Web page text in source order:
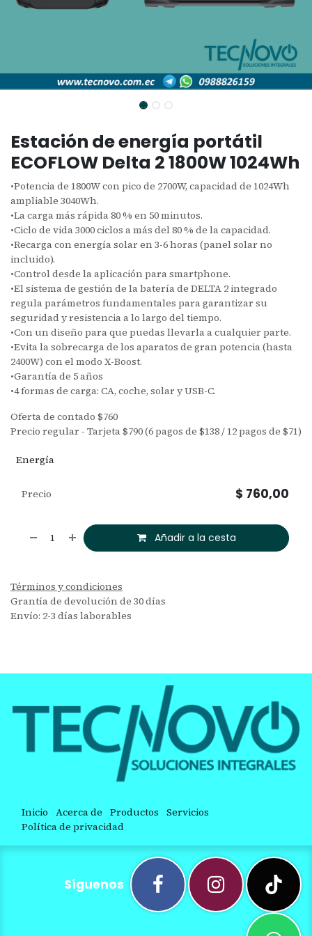
Estación de energía portátil
ECOFLOW Delta 2 1800W 1024Wh
•Potencia de 1800W con pico de 2700W, capacidad de 1024Wh
ampliable 3040Wh.
•La carga más rápida 80 % en 50 minutos.
•Ciclo de vida 3000 ciclos a más del 80 % de la capacidad.
•Recarga con energía solar en 3-6 horas (panel solar no
incluido).
•Control desde la aplicación para smartphone.
•El sistema de gestión de la batería de DELTA 2 integrado
regula parámetros fundamentales para garantizar su
seguridad y resistencia a lo largo del tiempo.
•Con un diseño para que puedas llevarla a cualquier parte.
•Evita la sobrecarga de los aparatos de gran potencia (hasta
2400W) con el modo X-Boost.
•Garantía de 5 años
•4 formas de carga: CA, coche, solar y USB-C.
Oferta de contado $760
Precio regular - Tarjeta $790 (6 pagos de $138 / 12 pagos de $71)
Energía
Añadir a la cesta
Precio $ 760,00
Términos y condiciones
Grantía de devolución de 30 días
Envío: 2-3 días laborables
Inicio Acerca de Productos Servicios
Política de privacidad
Síguenos